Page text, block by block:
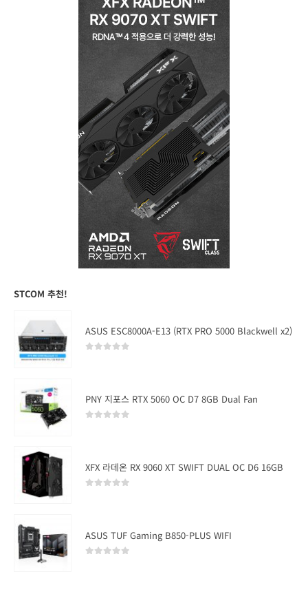
STCOM 추천!
ASUS ESC8000A-E13 (RTX PRO 5000 Blackwell x2)
PNY 지포스 RTX 5060 OC D7 8GB Dual Fan
XFX 라데온 RX 9060 XT SWIFT DUAL OC D6 16GB
ASUS TUF Gaming B850-PLUS WIFI